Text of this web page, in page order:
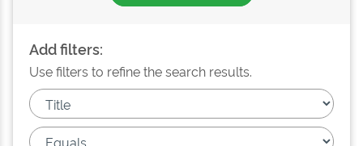
Add filters:
Use filters to refine the search results.